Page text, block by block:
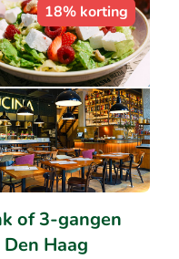
18% korting
of 3-gangen
Haag